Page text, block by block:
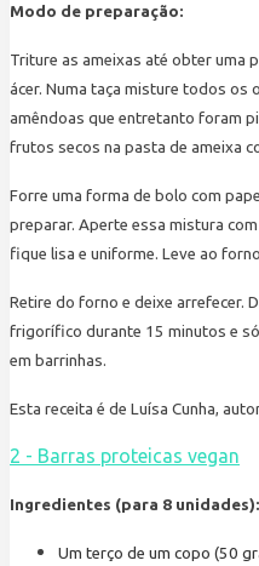
Modo de preparação:
Triture as ameixas até obter uma
ácer. Numa taça misture todos os
amêndoas que entretanto foram
frutos secos na pasta de ameixa
Forre uma forma de bolo com
preparar. Aperte essa mistura
fique lisa e uniforme. Leve ao
Retire do forno e deixe arrefecer.
frigorífico durante 15 minutos e
em barrinhas.
Esta receita é de Luísa Cunha,
2 - Barras proteicas vegan
Ingredientes (para 8 unidades):
Um terço de um copo (50